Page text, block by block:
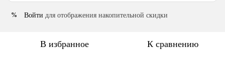
% Войти для отображения накопительной скидки
В избранное К сравнению